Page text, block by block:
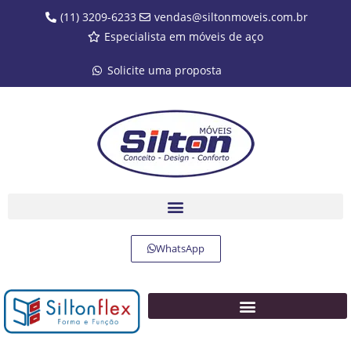
(11) 3209-6233
vendas@siltonmoveis.com.br
Especialista em móveis de aço
Solicite uma proposta
WhatsApp